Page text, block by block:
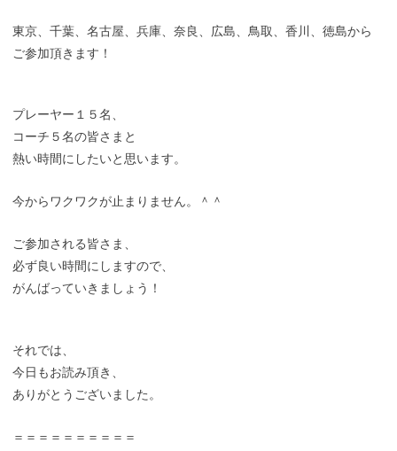
東京、千葉、名古屋、兵庫、奈良、広島、鳥取、香川、徳島から
ご参加頂きます！
プレーヤー１５名、
コーチ５名の皆さまと
熱い時間にしたいと思います。
今からワクワクが止まりません。＾＾
ご参加される皆さま、
必ず良い時間にしますので、
がんばっていきましょう！
それでは、
今日もお読み頂き、
ありがとうございました。
＝＝＝＝＝＝＝＝＝＝